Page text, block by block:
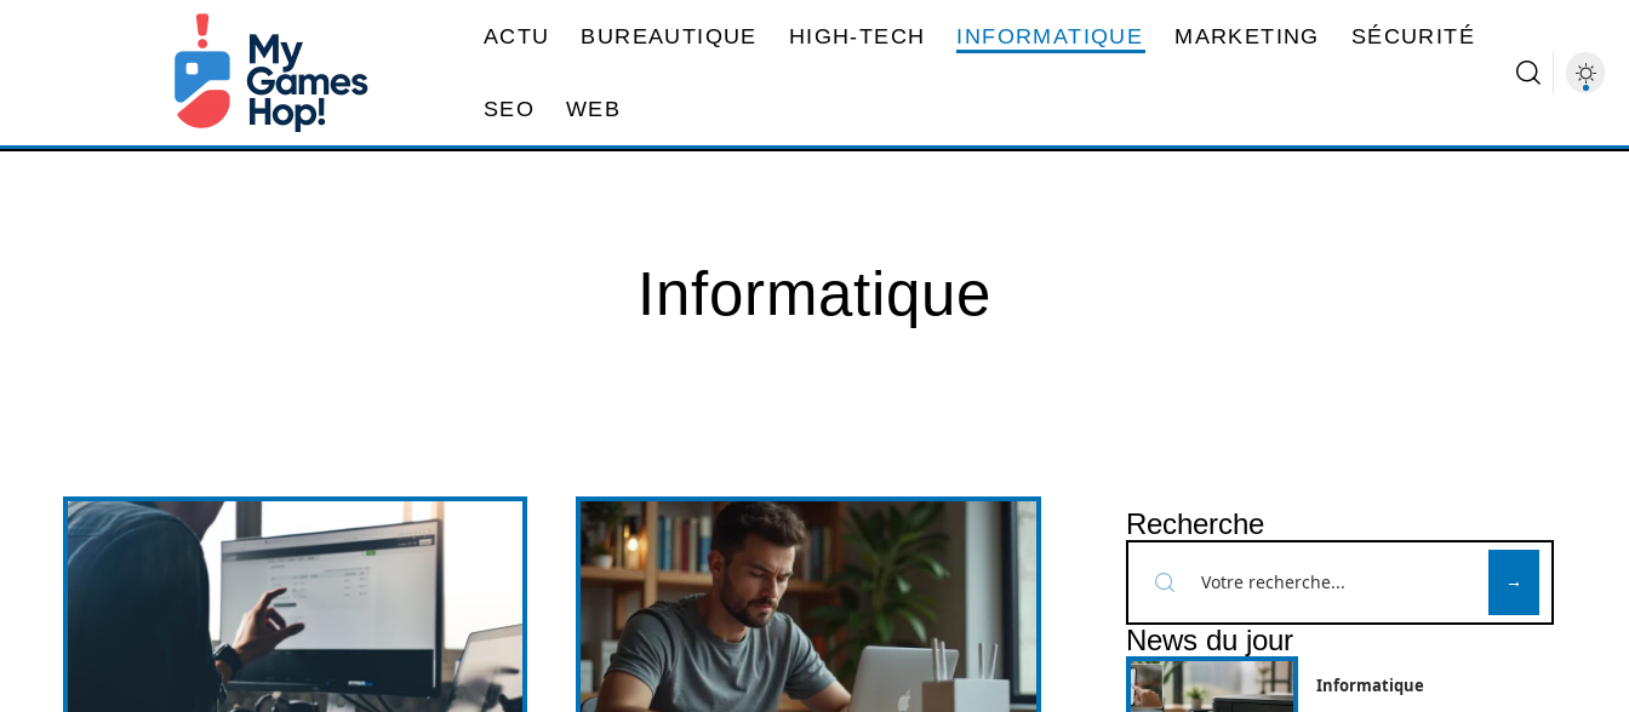
ACTU BUREAUTIQUE HIGH-TECH INFORMATIQUE MARKETING SÉCURITÉ
SEO WEB
Informatique
Recherche
News du jour
Informatique